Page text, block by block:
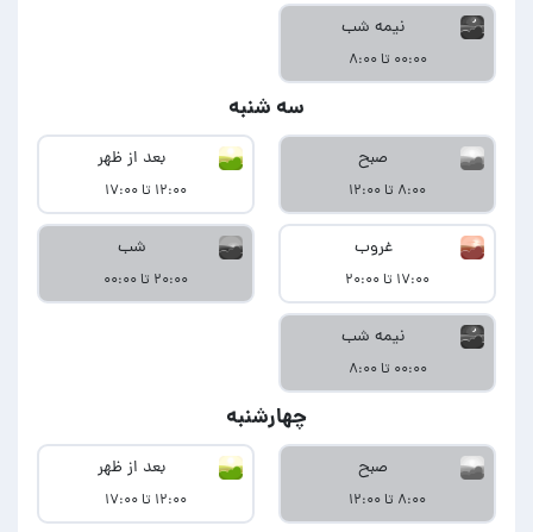
نیمه شب
۰۰:۰۰ تا ۸:۰۰
سه شنبه
صبح
۸:۰۰ تا ۱۲:۰۰
بعد از ظهر
۱۲:۰۰ تا ۱۷:۰۰
غروب
۱۷:۰۰ تا ۲۰:۰۰
شب
۲۰:۰۰ تا ۰۰:۰۰
نیمه شب
۰۰:۰۰ تا ۸:۰۰
چهارشنبه
صبح
۸:۰۰ تا ۱۲:۰۰
بعد از ظهر
۱۲:۰۰ تا ۱۷:۰۰